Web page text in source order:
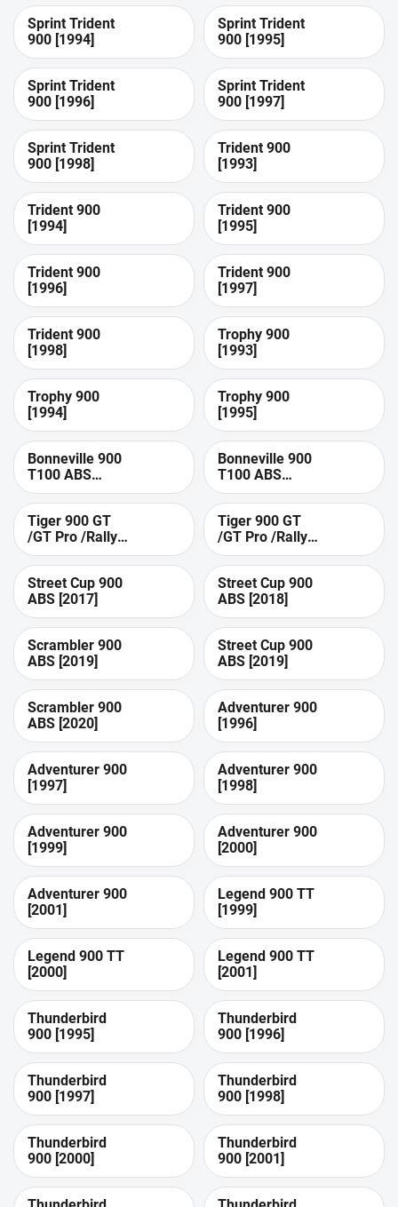
Sprint Trident
900 [1994]
Sprint Trident
900 [1995]
Sprint Trident
900 [1996]
Sprint Trident
900 [1997]
Sprint Trident
900 [1998]
Trident 900
[1993]
Trident 900
[1994]
Trident 900
[1995]
Trident 900
[1996]
Trident 900
[1997]
Trident 900
[1998]
Trophy 900
[1993]
Trophy 900
[1994]
Trophy 900
[1995]
Bonneville 900
T100 ABS
[2019]
Bonneville 900
T100 ABS
[2020]
Tiger 900 GT
/GT Pro /Rally
/Rally Pro ABS
[2021]
Tiger 900 GT
/GT Pro /Rally
/Rally Pro ABS
[2022]
Street Cup 900
ABS [2017]
Street Cup 900
ABS [2018]
Scrambler 900
ABS [2019]
Street Cup 900
ABS [2019]
Scrambler 900
ABS [2020]
Adventurer 900
[1996]
Adventurer 900
[1997]
Adventurer 900
[1998]
Adventurer 900
[1999]
Adventurer 900
[2000]
Adventurer 900
[2001]
Legend 900 TT
[1999]
Legend 900 TT
[2000]
Legend 900 TT
[2001]
Thunderbird
900 [1995]
Thunderbird
900 [1996]
Thunderbird
900 [1997]
Thunderbird
900 [1998]
Thunderbird
900 [2000]
Thunderbird
900 [2001]